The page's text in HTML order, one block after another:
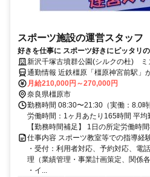
スポーツ施設の運営スタッフ
好きを仕事に スポーツ好きにピッタリ
新沢千塚古墳群公園(シルクの杜) ミ
通勤情報 近鉄橿原「橿原神宮前駅」
下車すぐ
月給210,000円～270,000円
奈良県橿原市
勤務時間 08:30〜21:30（実働：8.0
労働時間：1ヶ月あたり165時間 平
【勤務時間補足】 1日の所定労働時
仕事内容 スポーツ教室等での指導経
・受付：利用者対応、予約対応、電
理（業績管理・事業計画策定、関係
・イ...